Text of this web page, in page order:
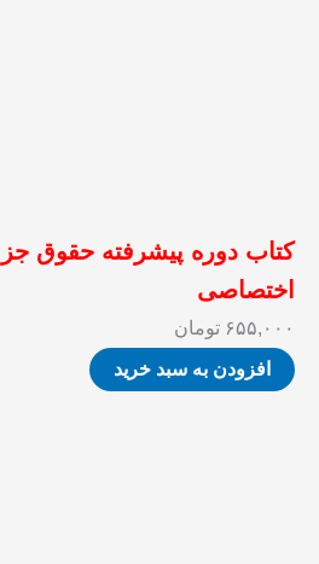
کتاب دوره پیشرفته حقوق
اختصاصی
۶۵۵,۰۰۰ تومان
افزودن به سبد خرید